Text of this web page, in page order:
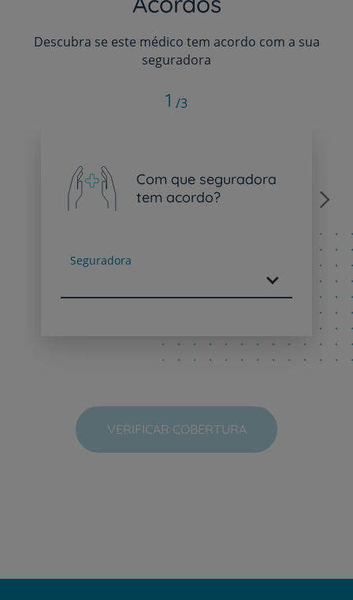
Descubra se este médico tem acordo com a sua
seguradora
Com que seguradora
tem acordo?
Seguradora
Next
1 /3
VERIFICAR COBERTURA